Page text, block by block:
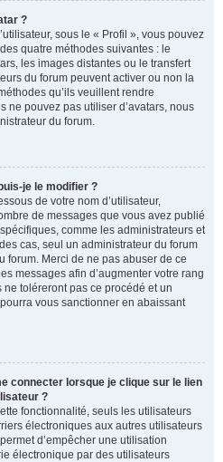
?
sous le « Profil », vous pouvez
quatre méthodes suivantes : le
les images distantes ou le transfert
du forum peuvent activer ou non la
qu’ils veuillent rendre
ne pouvez pas utiliser d’avatars, nous
du forum.
je le modifier ?
de votre nom d’utilisateur,
de messages que vous avez publié
comme les administrateurs et
cas, seul un administrateur du forum
forum. Merci de ne pas abuser de ce
messages afin d’augmenter votre rang
toléreront pas ce procédé et un
vous sanctionner en abaissant
connecter lorsque je clique sur le lien
?
fonctionnalité, seuls les utilisateurs
électroniques aux autres utilisateurs
d’empêcher une utilisation
électronique par des utilisateurs